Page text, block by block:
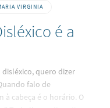
VIRGINIA
é a
quero dizer
falo de
à cabeça é o horário. O